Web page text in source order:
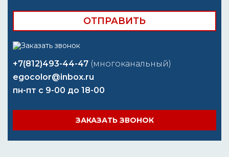
+7(812)493-44-47 (многоканальный)
egocolor@inbox.ru
пн-пт с 9-00 до 18-00
ЗАКАЗАТЬ ЗВОНОК